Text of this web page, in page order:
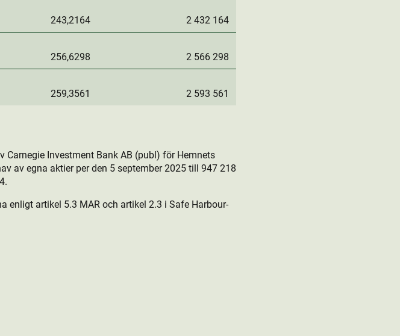
243,2164 2 432 164
256,6298 2 566 298
259,3561 2 593 561
Investment Bank AB (publ) för Hemnets
av egna aktie­r per den 5 september 2025 till 947 218
artikel 5.3 MAR och artikel 2.3 i Safe Harbour-